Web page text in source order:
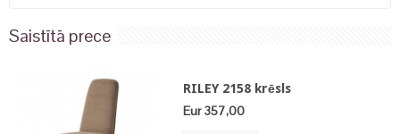
Saistītā prece
RILEY 2158 krēsls
Eur 357,00